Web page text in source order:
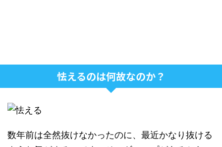
怯えるのは何故なのか？
数年前は全然抜けなかったのに、最近かなり抜ける